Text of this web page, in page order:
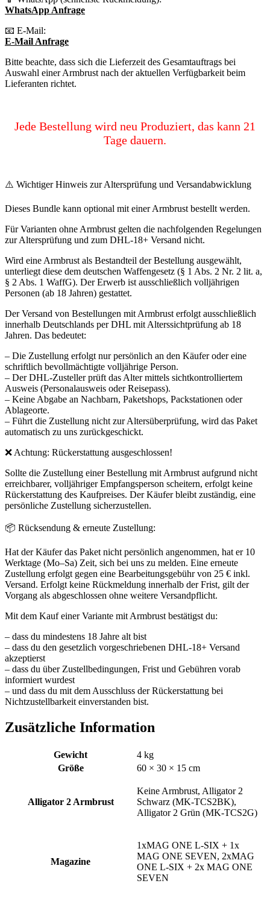
WhatsApp Anfrage
📧 E-Mail:
E-Mail Anfrage
Bitte beachte, dass sich die Lieferzeit des Gesamtauftrags bei
Auswahl einer Armbrust nach der aktuellen Verfügbarkeit beim
Lieferanten richtet.
Jede Bestellung wird neu Produziert, das kann 21
Tage dauern.
⚠️ Wichtiger Hinweis zur Altersprüfung und Versandabwicklung
Dieses Bundle kann optional mit einer Armbrust bestellt werden.
Für Varianten ohne Armbrust gelten die nachfolgenden Regelungen
zur Altersprüfung und zum DHL-18+ Versand nicht.
Wird eine Armbrust als Bestandteil der Bestellung ausgewählt,
unterliegt diese dem deutschen Waffengesetz (§ 1 Abs. 2 Nr. 2 lit. a,
§ 2 Abs. 1 WaffG). Der Erwerb ist ausschließlich volljährigen
Personen (ab 18 Jahren) gestattet.
Der Versand von Bestellungen mit Armbrust erfolgt ausschließlich
innerhalb Deutschlands per DHL mit Alterssichtprüfung ab 18
Jahren. Das bedeutet:
– Die Zustellung erfolgt nur persönlich an den Käufer oder eine
schriftlich bevollmächtigte volljährige Person.
– Der DHL-Zusteller prüft das Alter mittels sichtkontrolliertem
Ausweis (Personalausweis oder Reisepass).
– Keine Abgabe an Nachbarn, Paketshops, Packstationen oder
Ablageorte.
– Führt die Zustellung nicht zur Altersüberprüfung, wird das Paket
automatisch zu uns zurückgeschickt.
❌ Achtung: Rückerstattung ausgeschlossen!
Sollte die Zustellung einer Bestellung mit Armbrust aufgrund nicht
erreichbarer, volljähriger Empfangsperson scheitern, erfolgt keine
Rückerstattung des Kaufpreises. Der Käufer bleibt zuständig, eine
persönliche Zustellung sicherzustellen.
📦 Rücksendung & erneute Zustellung:
Hat der Käufer das Paket nicht persönlich angenommen, hat er 10
Werktage (Mo–Sa) Zeit, sich bei uns zu melden. Eine erneute
Zustellung erfolgt gegen eine Bearbeitungsgebühr von 25 € inkl.
Versand. Erfolgt keine Rückmeldung innerhalb der Frist, gilt der
Vorgang als abgeschlossen ohne weitere Versandpflicht.
Mit dem Kauf einer Variante mit Armbrust bestätigst du:
– dass du mindestens 18 Jahre alt bist
– dass du den gesetzlich vorgeschriebenen DHL-18+ Versand
akzeptierst
– dass du über Zustellbedingungen, Frist und Gebühren vorab
informiert wurdest
– und dass du mit dem Ausschluss der Rückerstattung bei
Nichtzustellbarkeit einverstanden bist.
Zusätzliche Information
Gewicht
4 kg
Größe
60 × 30 × 15 cm
Alligator 2 Armbrust
Keine Armbrust, Alligator 2
Schwarz (MK-TCS2BK),
Alligator 2 Grün (MK-TCS2G)
Magazine
1xMAG ONE L-SIX + 1x
MAG ONE SEVEN, 2xMAG
ONE L-SIX + 2x MAG ONE
SEVEN